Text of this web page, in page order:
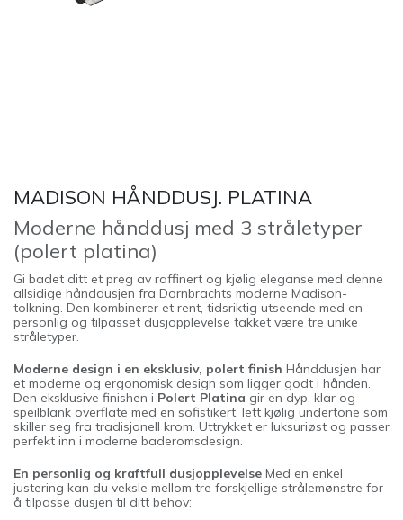
MADISON HÅNDDUSJ. PLATINA
Moderne hånddusj med 3 stråletyper
(polert platina)
Gi badet ditt et preg av raffinert og kjølig eleganse med denne
allsidige hånddusjen fra Dornbrachts moderne Madison-
tolkning. Den kombinerer et rent, tidsriktig utseende med en
personlig og tilpasset dusjopplevelse takket være tre unike
stråletyper.
Moderne design i en eksklusiv, polert finish Hånddusjen har
et moderne og ergonomisk design som ligger godt i hånden.
Den eksklusive finishen i Polert Platina gir en dyp, klar og
speilblank overflate med en sofistikert, lett kjølig undertone som
skiller seg fra tradisjonell krom. Uttrykket er luksuriøst og passer
perfekt inn i moderne baderomsdesign.
En personlig og kraftfull dusjopplevelse Med en enkel
justering kan du veksle mellom tre forskjellige strålemønstre for
å tilpasse dusjen til ditt behov: